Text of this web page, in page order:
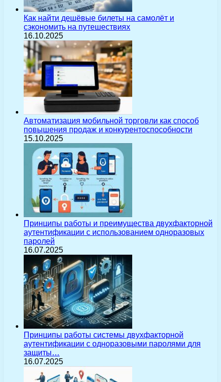
Как найти дешёвые билеты на самолёт и
сэкономить на путешествиях
16.10.2025
Автоматизация мобильной торговли как способ
повышения продаж и конкурентоспособности
15.10.2025
Принципы работы и преимущества двухфакторной
аутентификации с использованием одноразовых
паролей
16.07.2025
Принципы работы системы двухфакторной
аутентификации с одноразовыми паролями для
защиты…
16.07.2025